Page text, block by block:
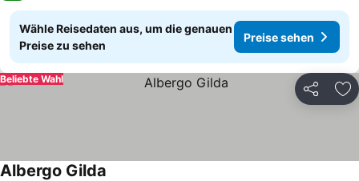
Wähle Reisedaten aus, um die genauen
Preise zu sehen
Preise sehen
Teilen
Beliebte Wahl
Albergo Gilda